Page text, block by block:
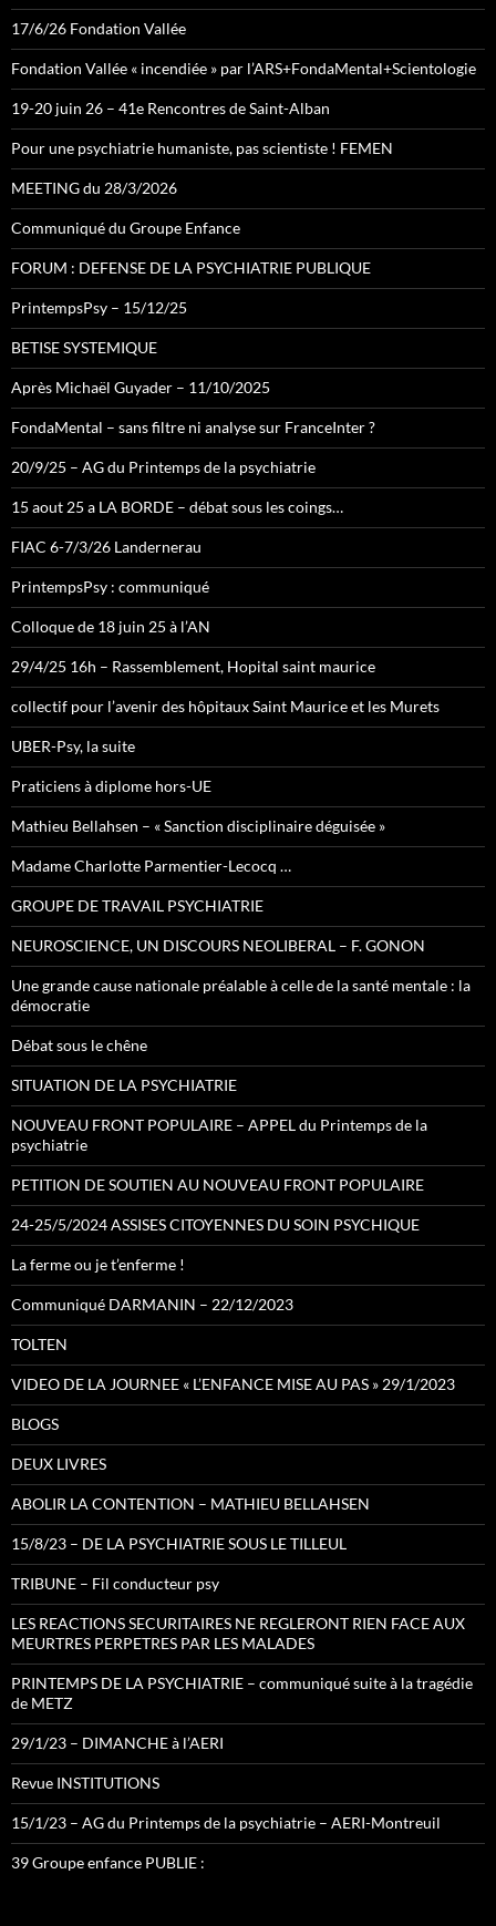
17/6/26 Fondation Vallée
Fondation Vallée « incendiée » par l’ARS+FondaMental+Scientologie
19-20 juin 26 – 41e Rencontres de Saint-Alban
Pour une psychiatrie humaniste, pas scientiste ! FEMEN
MEETING du 28/3/2026
Communiqué du Groupe Enfance
FORUM : DEFENSE DE LA PSYCHIATRIE PUBLIQUE
PrintempsPsy – 15/12/25
BETISE SYSTEMIQUE
Après Michaël Guyader – 11/10/2025
FondaMental – sans filtre ni analyse sur FranceInter ?
20/9/25 – AG du Printemps de la psychiatrie
15 aout 25 a LA BORDE – débat sous les coings…
FIAC 6-7/3/26 Landernerau
PrintempsPsy : communiqué
Colloque de 18 juin 25 à l’AN
29/4/25 16h – Rassemblement, Hopital saint maurice
collectif pour l’avenir des hôpitaux Saint Maurice et les Murets
UBER-Psy, la suite
Praticiens à diplome hors-UE
Mathieu Bellahsen – « Sanction disciplinaire déguisée »
Madame Charlotte Parmentier-Lecocq …
GROUPE DE TRAVAIL PSYCHIATRIE
NEUROSCIENCE, UN DISCOURS NEOLIBERAL – F. GONON
Une grande cause nationale préalable à celle de la santé mentale : la
démocratie
Débat sous le chêne
SITUATION DE LA PSYCHIATRIE
NOUVEAU FRONT POPULAIRE – APPEL du Printemps de la
psychiatrie
PETITION DE SOUTIEN AU NOUVEAU FRONT POPULAIRE
24-25/5/2024 ASSISES CITOYENNES DU SOIN PSYCHIQUE
La ferme ou je t’enferme !
Communiqué DARMANIN – 22/12/2023
TOLTEN
VIDEO DE LA JOURNEE « L’ENFANCE MISE AU PAS » 29/1/2023
BLOGS
DEUX LIVRES
ABOLIR LA CONTENTION – MATHIEU BELLAHSEN
15/8/23 – DE LA PSYCHIATRIE SOUS LE TILLEUL
TRIBUNE – Fil conducteur psy
LES REACTIONS SECURITAIRES NE REGLERONT RIEN FACE AUX
MEURTRES PERPETRES PAR LES MALADES
PRINTEMPS DE LA PSYCHIATRIE – communiqué suite à la tragédie
de METZ
29/1/23 – DIMANCHE à l’AERI
Revue INSTITUTIONS
15/1/23 – AG du Printemps de la psychiatrie – AERI-Montreuil
39 Groupe enfance PUBLIE :